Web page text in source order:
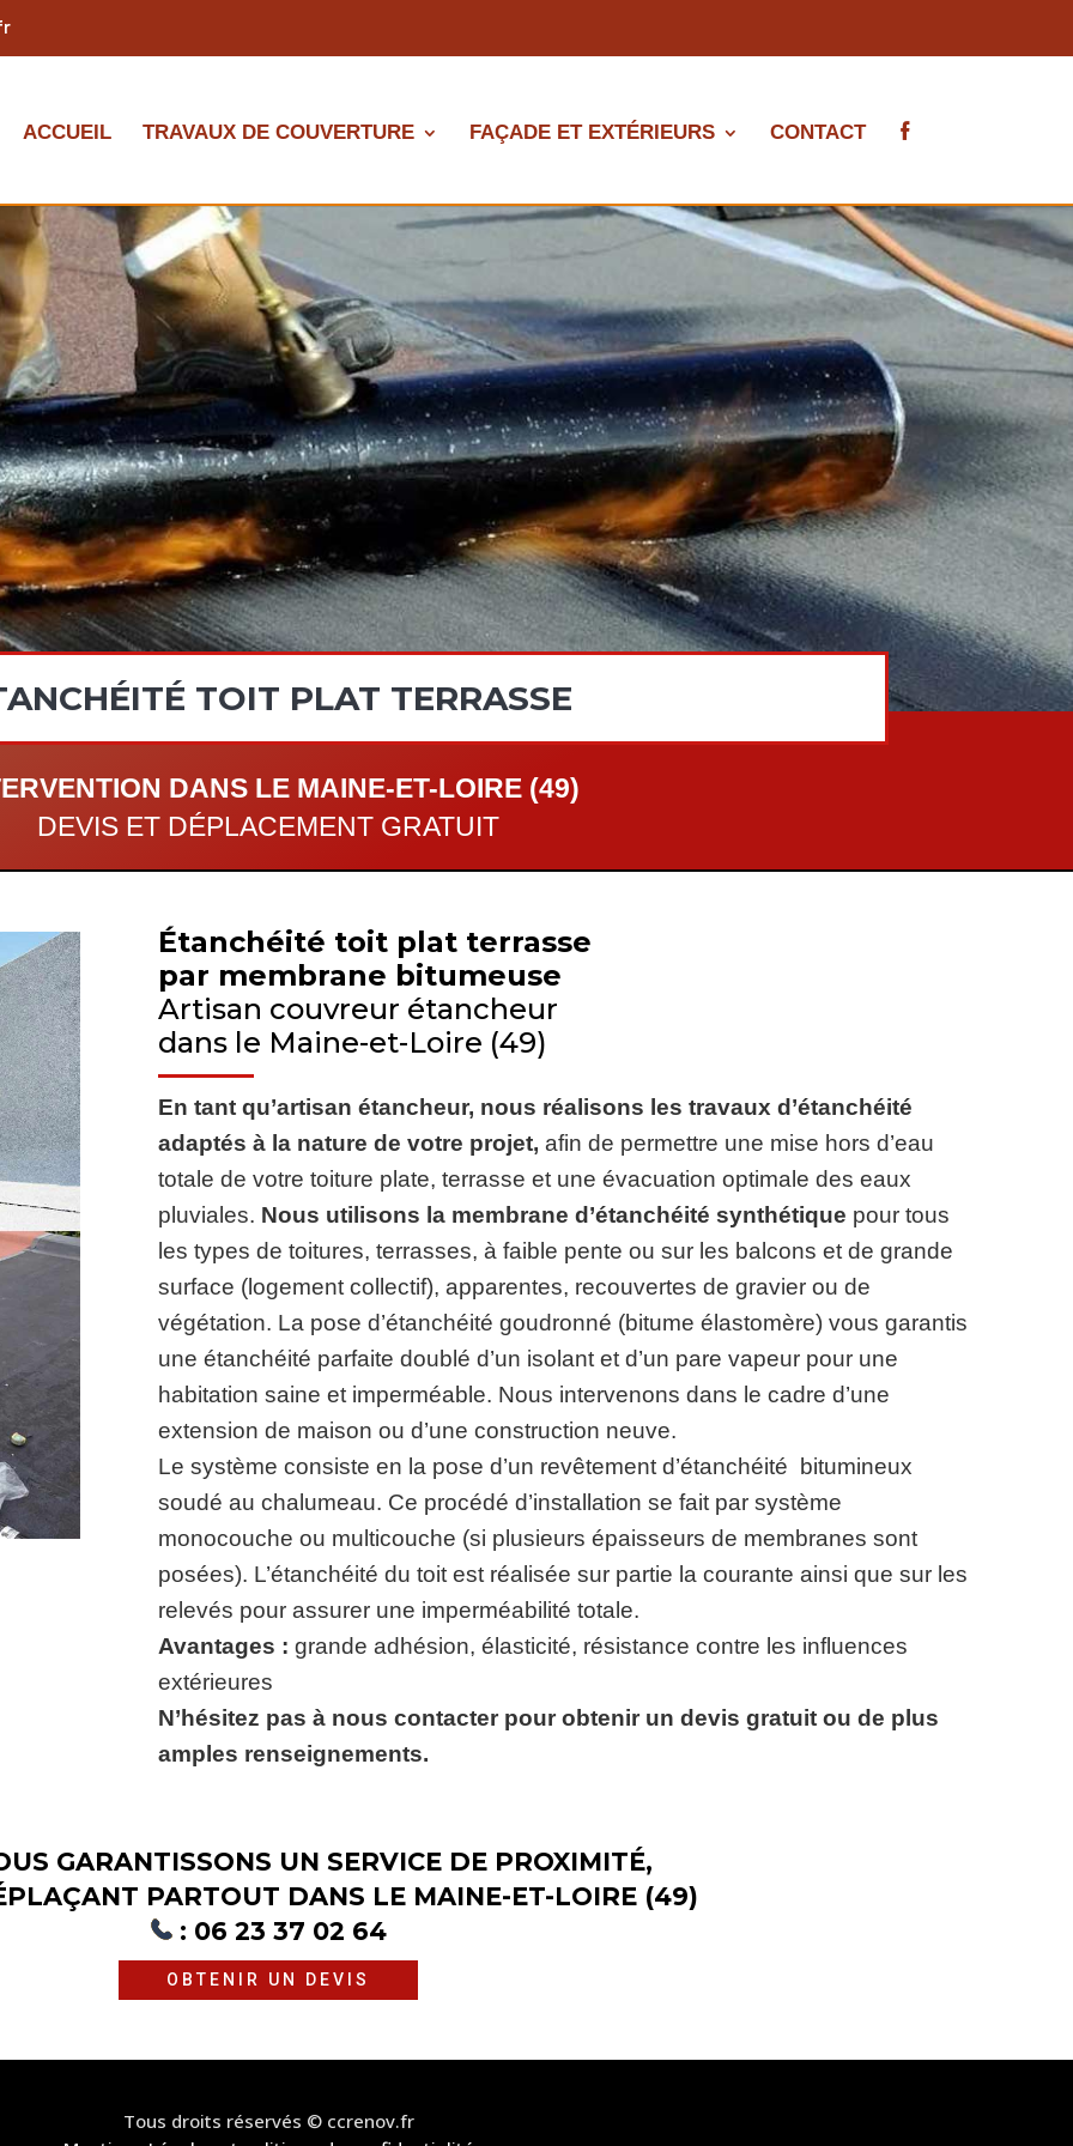
ACCUEIL TRAVAUX DE COUVERTURE FAÇADE ET EXTÉRIEURS CONTACT
TOIT PLAT TERRASSE
DANS LE MAINE-ET-LOIRE (49)
DEVIS ET DÉPLACEMENT GRATUIT
Étanchéité toit plat terrasse
par membrane bitumeuse
Artisan couvreur étancheur
dans le Maine-et-Loire (49)
En tant qu’artisan étancheur, nous réalisons les travaux d’étanchéité
adaptés à la nature de votre projet, afin de permettre une mise hors d’eau
totale de votre toiture plate, terrasse et une évacuation optimale des eaux
pluviales. Nous utilisons la membrane d’étanchéité synthétique pour tous
les types de toitures, terrasses, à faible pente ou sur les balcons et de grande
surface (logement collectif), apparentes, recouvertes de gravier ou de
végétation. La pose d’étanchéité goudronné (bitume élastomère) vous garantis
une étanchéité parfaite doublé d’un isolant et d’un pare vapeur pour une
habitation saine et imperméable. Nous intervenons dans le cadre d’une
extension de maison ou d’une construction neuve.
Le système consiste en la pose d’un revêtement d’étanchéité bitumineux
soudé au chalumeau. Ce procédé d’installation se fait par système
monocouche ou multicouche (si plusieurs épaisseurs de membranes sont
posées). L’étanchéité du toit est réalisée sur partie la courante ainsi que sur les
relevés pour assurer une imperméabilité totale.
Avantages : grande adhésion, élasticité, résistance contre les influences
extérieures
N’hésitez pas à nous contacter pour obtenir un devis gratuit ou de plus
amples renseignements.
GARANTISSONS UN SERVICE DE PROXIMITÉ,
PARTOUT DANS LE MAINE-ET-LOIRE (49)
: 06 23 37 02 64
OBTENIR UN DEVIS
Tous droits réservés © ccrenov.fr